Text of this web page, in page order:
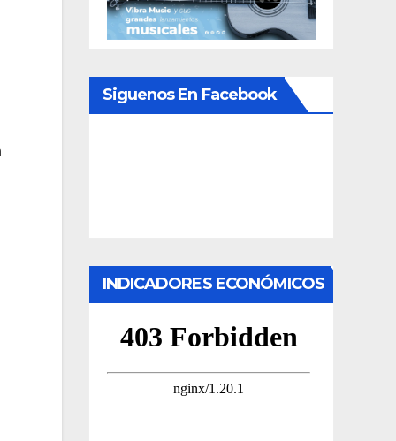
Siguenos En Facebook
INDICADORES ECONÓMICOS